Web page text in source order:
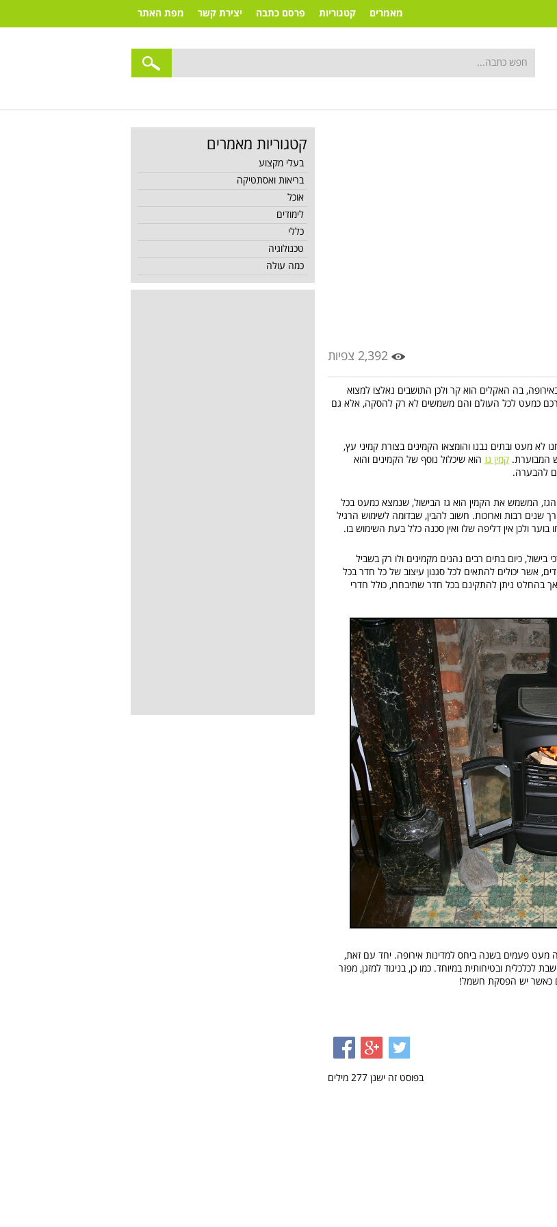
מאמרים קטגוריות פרסם כתבה יצירת קשר מפת האתר
2,392 צפיות
בה האקלים הוא קר ולכן התושבים נאלצו למצוא
כמעט לכל העולם והם משמשים לא רק להסקה, אלא גם
לא מעט ובתים נבנו והומצאו הקמינים בצורת קמיני עץ,
המבוערת.קמין גז הוא שיכלול נוסף של הקמינים והוא
להבערה.
המשמש את הקמין הוא גז הבישול, שנמצא כמעט בכל
שנים רבות וארוכות. חשוב להבין, שבדומה לשימוש הרגיל
ולכן אין דליפה שלו ואין סכנה כלל בעת השימוש בו.
כיום בתים רבים נהנים מקמינים ולו רק בשביל
אשר יכולים להתאים לכל סגנון עיצוב של כל חדר בכל
בהחלט ניתן להתקינם בכל חדר שתיבחרו, כולל חדרי
מעט פעמים בשנה ביחס למדינות אירופה. יחד עם זאת,
ובטיחותית במיוחד. כמו כן, בניגוד למזגן, מפזר
כאשר יש הפסקת חשמל!
בפוסט זה ישנן 277מילים
קטגוריות מאמרים
בעלי מקצוע
בריאות ואסתטיקה
אוכל
לימודים
כללי
טכנולוגיה
כמה עולה